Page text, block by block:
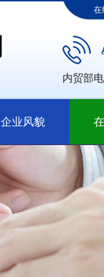
在
内贸部
企业风貌